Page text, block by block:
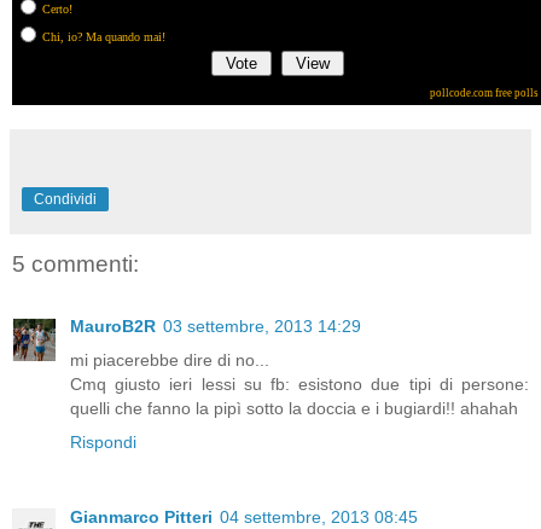
Certo!
Chi, io? Ma quando mai!
pollcode.com free polls
Condividi
5 commenti:
MauroB2R 03 settembre, 2013 14:29
mi piacerebbe dire di no...
Cmq giusto ieri lessi su fb: esistono due tipi di persone:
quelli che fanno la pipì sotto la doccia e i bugiardi!! ahahah
Rispondi
Gianmarco Pitteri 04 settembre, 2013 08:45